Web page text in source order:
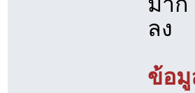
ลง
ข้อมู